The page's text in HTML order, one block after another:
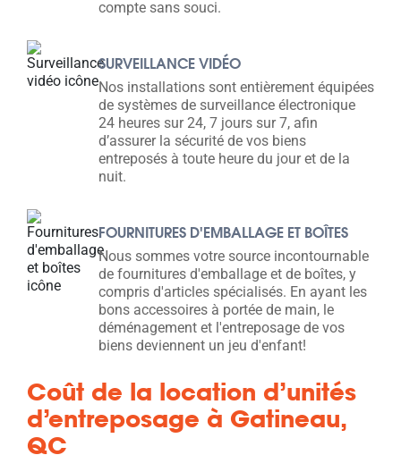
compte sans souci.
SURVEILLANCE VIDÉO
Nos installations sont entièrement équipées
de systèmes de surveillance électronique
24 heures sur 24, 7 jours sur 7, afin
d’assurer la sécurité de vos biens
entreposés à toute heure du jour et de la
nuit.
FOURNITURES D'EMBALLAGE ET BOÎTES
Nous sommes votre source incontournable
de fournitures d'emballage et de boîtes, y
compris d'articles spécialisés. En ayant les
bons accessoires à portée de main, le
déménagement et l'entreposage de vos
biens deviennent un jeu d'enfant!
Coût de la location d’unités
d’entreposage à Gatineau,
QC